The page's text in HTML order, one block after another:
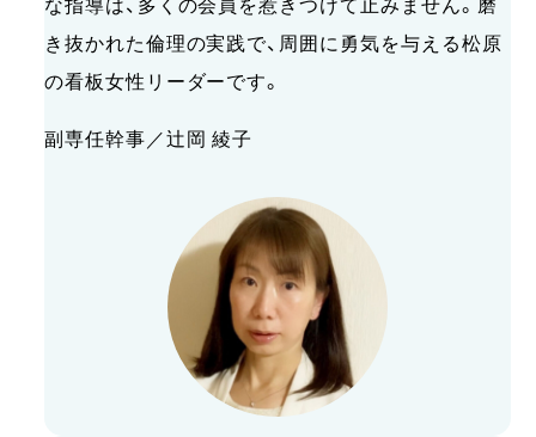
な指導は、多くの会員を惹きつけて止みません。磨
き抜かれた倫理の実践で、周囲に勇気を与える松原
の看板女性リーダーです。
副専任幹事／辻岡 綾子